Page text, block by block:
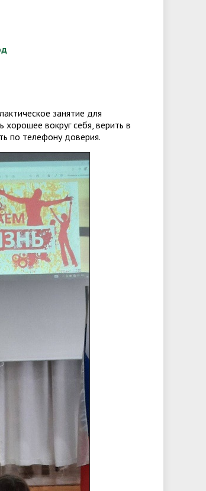
занятие для
вокруг себя, верить в
по телефону доверия.